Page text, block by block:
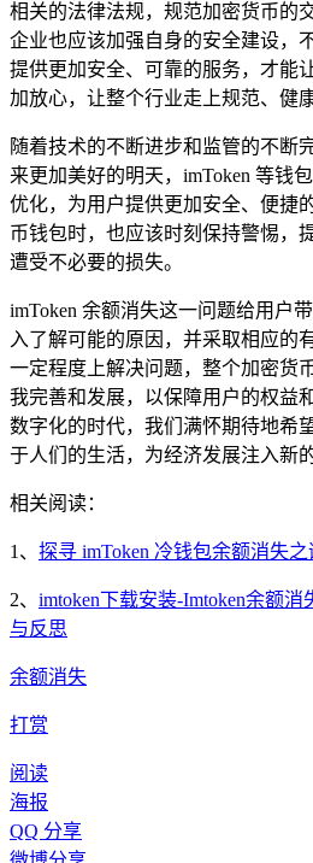
相关的法律法规，规范加密货币的
企业也应该加强自身的安全建设，
提供更加安全、可靠的服务，才能
加放心，让整个行业走上规范、健
随着技术的不断进步和监管的不断
来更加美好的明天，imToken 等钱
优化，为用户提供更加安全、便捷
币钱包时，也应该时刻保持警惕，
遭受不必要的损失。
imToken 余额消失这一问题给用户
入了解可能的原因，并采取相应的
一定程度上解决问题，整个加密货
我完善和发展，以保障用户的权益
数字化的时代，我们满怀期待地希
于人们的生活，为经济发展注入新
相关阅读：
1、 探寻 imToken 冷钱包余额消失
2、 imtoken下载安装-Imtoken余额
与反思
余额消失
打赏
阅读
海报
QQ 分享